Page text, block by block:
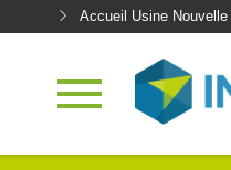
Accueil Usine Nouvelle